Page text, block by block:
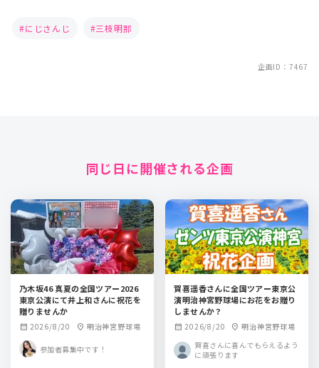
にじさんじ 三枝明那
企画ID：7467
同じ日に開催される企画
乃木坂46 真夏の全国ツアー2026
東京公演にて井上和さんに祝花を
贈りませんか
calendar_month 2026/8/20 location_on 明治神宮野球場
参加者募集中です！
賀喜遥香さんに全国ツアー東京公
演明治神宮野球場にお花をお贈り
しませんか？
calendar_month 2026/8/20 location_on 明治神宮野球場
賀喜さんに喜んでもらえるよう
に頑張ります